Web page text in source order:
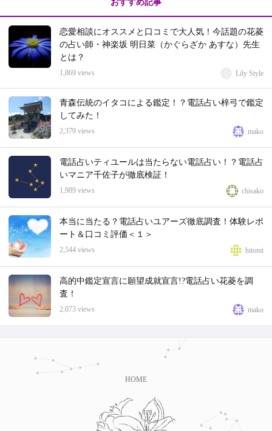
おすすめ記事
恋愛相談にオススメと口コミで大人気！今話題の花菱
の占い師・神楽坂 明日菜（かぐらざか あすな）先生
とは？
1,869 views Lily Style
青森伝統のイタコによる鑑定！？電話占い梓弓で鑑定
してみた！
2,379 views mako
電話占いティユールは当たらない電話占い！？電話占
いマニア千佐子が徹底検証！
1,989 views chisako
本当に当たる？電話占いユアーズ徹底調査！体験レポ
ート＆口コミ評価＜１＞
2,544 views hitomi
高的中鑑定宣言に願望成就宣言!?電話占い花菱を調
査！
2,073 views mako
HOME